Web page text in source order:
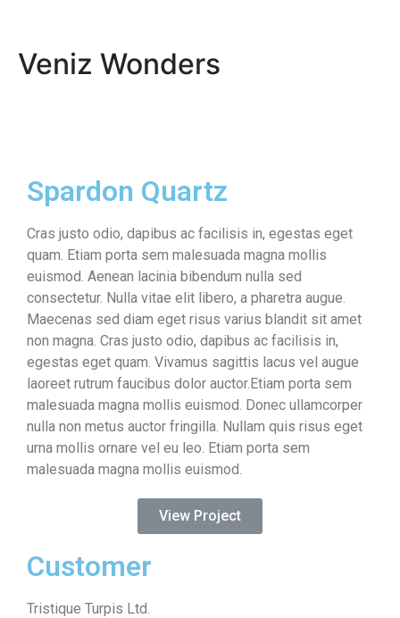
Veniz Wonders
Spardon Quartz
Cras justo odio, dapibus ac facilisis in, egestas eget
quam. Etiam porta sem malesuada magna mollis
euismod. Aenean lacinia bibendum nulla sed
consectetur. Nulla vitae elit libero, a pharetra augue.
Maecenas sed diam eget risus varius blandit sit amet
non magna. Cras justo odio, dapibus ac facilisis in,
egestas eget quam. Vivamus sagittis lacus vel augue
laoreet rutrum faucibus dolor auctor.Etiam porta sem
malesuada magna mollis euismod. Donec ullamcorper
nulla non metus auctor fringilla. Nullam quis risus eget
urna mollis ornare vel eu leo. Etiam porta sem
malesuada magna mollis euismod.
View Project
Customer
Tristique Turpis Ltd.